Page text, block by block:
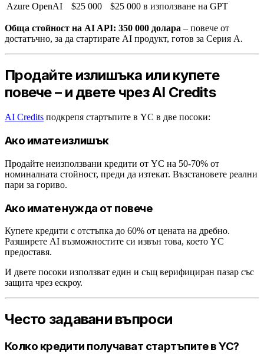
Azure OpenAI
$25 000 $25 000 в използване на GPT
Обща стойност на AI API: 350 000 долара – повече от
достатъчно, за да стартирате AI продукт, готов за Серия А.
Продайте излишъка или купете
повече – и двете чрез AI Credits
AI Credits подкрепя стартъпите в YC в две посоки:
Ако имате излишък
Продайте неизползвани кредити от YC на 50-70% от
номиналната стойност, преди да изтекат. Възстановете реални
пари за гориво.
Ако имате нужда от повече
Купете кредити с отстъпка до 60% от цената на дребно.
Разширете AI възможностите си извън това, което YC
предоставя.
И двете посоки използват един и същ верифициран пазар със
защита чрез ескроу.
Често задавани въпроси
Колко кредити получават стартъпите в YC?